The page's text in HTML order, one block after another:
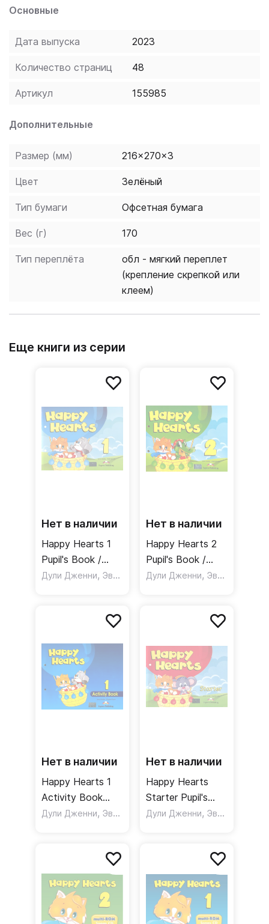
Основные
Дата выпуска 2023
Количество страниц 48
Артикул 155985
Дополнительные
Размер (мм) 216x270x3
Цвет Зелёный
Тип бумаги Офсетная бумага
Вес (г) 170
Тип переплёта
обл - мягкий переплет
(крепление скрепкой или
клеем)
Еще книги из серии
Нет в наличии
Happy Hearts 1
Pupil's Book /
Учебник
Дули Дженни, Эванс Вирджиния
Нет в наличии
Happy Hearts 2
Pupil's Book /
Учебник
Дули Дженни, Эванс Вирджиния
Нет в наличии
Happy Hearts 1
Activity Book
Рабочая тетрадь
Дули Дженни, Эванс Вирджиния
Нет в наличии
Happy Hearts
Starter Pupil's
Book / Учебник
Дули Дженни, Эванс Вирджиния